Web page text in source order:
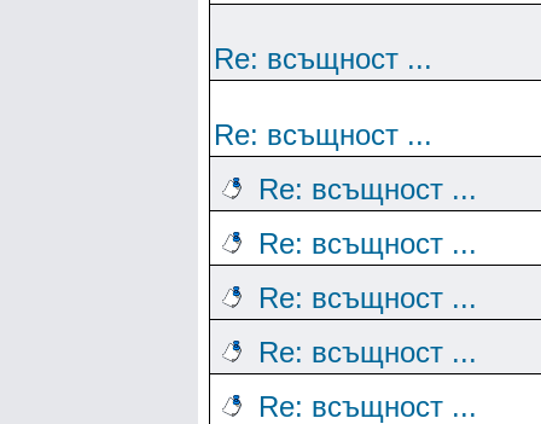
Re: всъщност ...
Re: всъщност ...
Re: всъщност ...
Re: всъщност ...
Re: всъщност ...
Re: всъщност ...
Re: всъщност ...